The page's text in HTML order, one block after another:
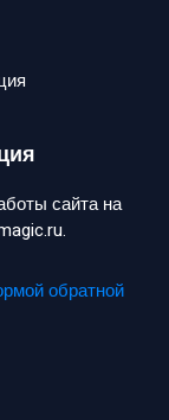
сайта на
обратной